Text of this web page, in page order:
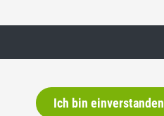
Social MediaIch bin einverstanden